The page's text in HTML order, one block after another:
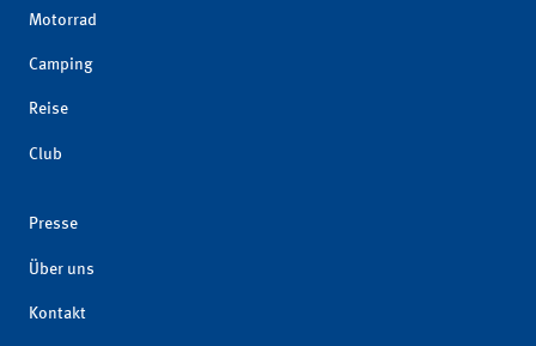
Motorrad
Camping
Reise
Club
Presse
Über uns
Kontakt